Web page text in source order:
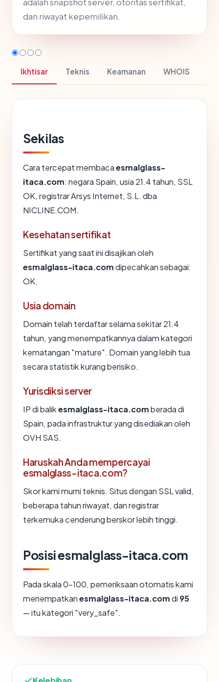
adalah snapshot server, otoritas sertifikat,
dan riwayat kepemilikan.
Ikhtisar Teknis Keamanan WHOIS
Sekilas
Cara tercepat membacaesmalglass-
itaca.com: negara Spain, usia 21.4 tahun, SSL
OK, registrar Arsys Internet, S.L. dba
NICLINE.COM.
Kesehatan sertifikat
Sertifikat yang saat ini disajikan oleh
esmalglass-itaca.comdipecahkan sebagai:
OK.
Usia domain
Domain telah terdaftar selama sekitar 21.4
tahun, yang menempatkannya dalam kategori
kematangan "mature". Domain yang lebih tua
secara statistik kurang berisiko.
Yurisdiksi server
IP di balikesmalglass-itaca.comberada di
Spain, pada infrastruktur yang disediakan oleh
OVH SAS.
Haruskah Anda mempercayai
esmalglass-itaca.com?
Skor kami murni teknis. Situs dengan SSL valid,
beberapa tahun riwayat, dan registrar
terkemuka cenderung berskor lebih tinggi.
Posisi esmalglass-itaca.com
Pada skala 0-100, pemeriksaan otomatis kami
menempatkanesmalglass-itaca.comdi 95
— itu kategori "very_safe".